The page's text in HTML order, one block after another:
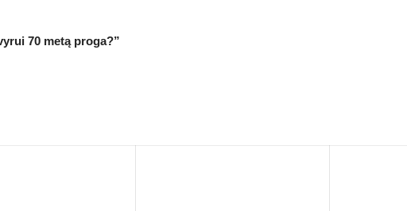
70 metą proga?”